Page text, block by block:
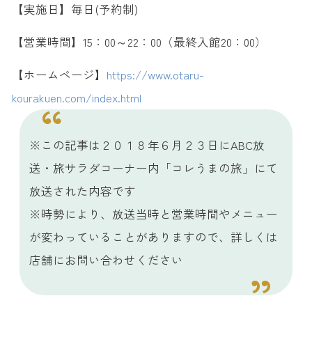
【実施日】毎日(予約制)
【営業時間】15：00～22：00（最終入館20：00）
【ホームページ】 https://www.otaru-
kourakuen.com/index.html
※この記事は ２０１８年６月２３日 にABC放
送・旅サラダコーナー内「コレうまの旅」にて
放送された内容です
※時勢により、放送当時と営業時間やメニュー
が変わっていることがありますので、詳しくは
店舗にお問い合わせください